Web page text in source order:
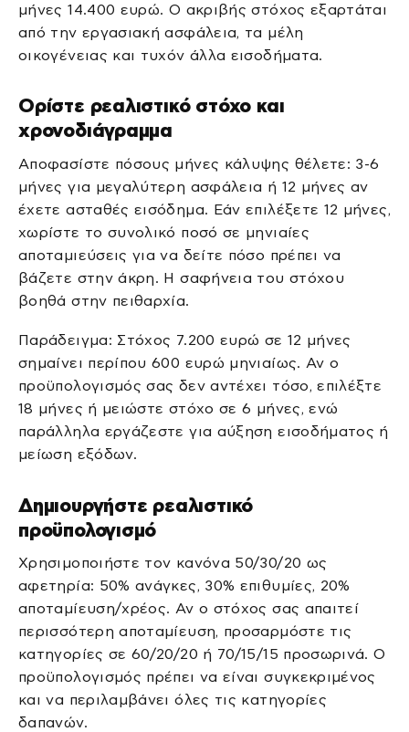
μήνες 14.400 ευρώ. Ο ακριβής στόχος εξαρτάται
από την εργασιακή ασφάλεια, τα μέλη
οικογένειας και τυχόν άλλα εισοδήματα.
Ορίστε ρεαλιστικό στόχο και
χρονοδιάγραμμα
Αποφασίστε πόσους μήνες κάλυψης θέλετε: 3-6
μήνες για μεγαλύτερη ασφάλεια ή 12 μήνες αν
έχετε ασταθές εισόδημα. Εάν επιλέξετε 12 μήνες,
χωρίστε το συνολικό ποσό σε μηνιαίες
αποταμιεύσεις για να δείτε πόσο πρέπει να
βάζετε στην άκρη. Η σαφήνεια του στόχου
βοηθά στην πειθαρχία.
Παράδειγμα: Στόχος 7.200 ευρώ σε 12 μήνες
σημαίνει περίπου 600 ευρώ μηνιαίως. Αν ο
προϋπολογισμός σας δεν αντέχει τόσο, επιλέξτε
18 μήνες ή μειώστε στόχο σε 6 μήνες, ενώ
παράλληλα εργάζεστε για αύξηση εισοδήματος ή
μείωση εξόδων.
Δημιουργήστε ρεαλιστικό
προϋπολογισμό
Χρησιμοποιήστε τον κανόνα 50/30/20 ως
αφετηρία: 50% ανάγκες, 30% επιθυμίες, 20%
αποταμίευση/χρέος. Αν ο στόχος σας απαιτεί
περισσότερη αποταμίευση, προσαρμόστε τις
κατηγορίες σε 60/20/20 ή 70/15/15 προσωρινά. Ο
προϋπολογισμός πρέπει να είναι συγκεκριμένος
και να περιλαμβάνει όλες τις κατηγορίες
δαπανών.